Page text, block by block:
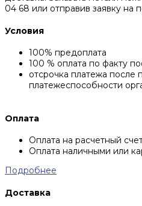
04 68 или отправив заявку на
Условия
100% предоплата
100 % оплата по факту
отсрочка платежа после
платежеспособности
Оплата
Оплата на расчетный
Оплата наличными или
Подробнее
Доставка